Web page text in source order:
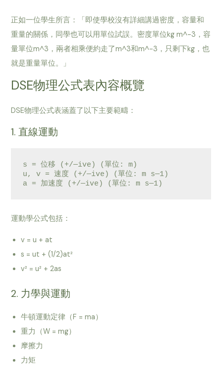
正如一位學生所言：「即使學校沒有詳細講過密度，容量和
重量的關係，同學也可以用單位試誤。密度單位kg m^-3，容
量單位m^3，兩者相乘便約走了m^3和m^-3，只剩下kg，也
就是重量單位。」
DSE物理公式表內容概覽
DSE物理公式表涵蓋了以下主要範疇：
1. 直線運動
s = 位移 (+/—ive) (單位: m)
u, v = 速度 (+/—ive) (單位: m s—1)
運動學公式包括：
v = u + at
s = ut + (1/2)at²
v² = u² + 2as
2. 力學與運動
牛頓運動定律（F = ma）
重力（W = mg）
摩擦力
力矩